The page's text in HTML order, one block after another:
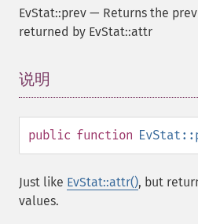
EvStat::prev — Returns the
returned by EvStat::attr
说明
public function
Just like EvStat::attr(), but
values.